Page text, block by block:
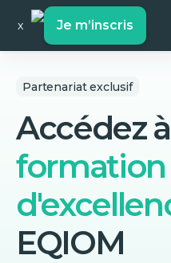
x Je m’inscris
Partenariat exclusif
Accédez
formation
EQIOM